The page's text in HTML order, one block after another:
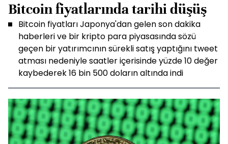
Bitcoin fiyatlarında tarihi düşüş
Bitcoin fiyatları Japonya'dan gelen son dakika
haberleri ve bir kripto para piyasasında sözü
geçen bir yatırımcının sürekli satış yaptığını tweet
atması nedeniyle saatler içerisinde yüzde 10 değer
kaybederek 16 bin 500 doların altında indi